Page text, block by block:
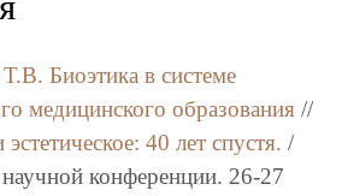
Т.В. Биоэтика в системе
медицинского образования //
40 лет спустя. /
конференции. 26-27